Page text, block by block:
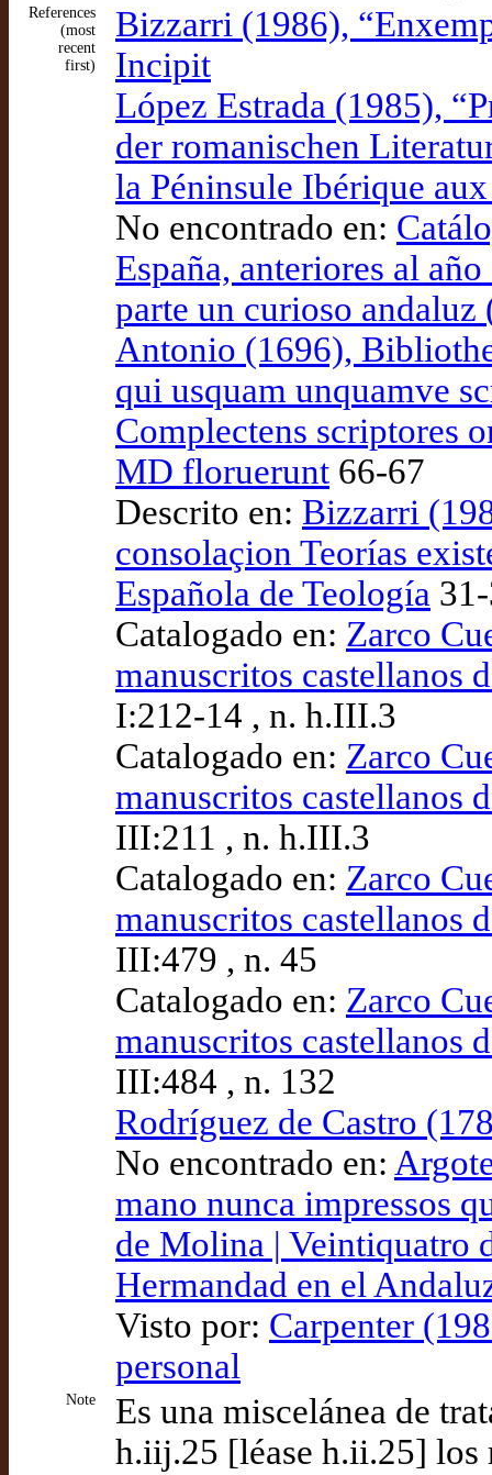
References
(most
recent
first)
Bizzarri (1986),
Incipit
López Estrada (1985),
der romanischen
la Péninsule Ibérique
No encontrado en:
España, anteriores al
parte un curioso
Antonio (1696),
qui usquam unquamve
Complectens scriptores
MD floruerunt 66-67
Descrito en: Bizzarri
consolaçion Teorías
Española de Teología
Catalogado en: Zarco
manuscritos castellanos
I:212-14 , n. h.III.3
Catalogado en: Zarco
manuscritos castellanos
III:211 , n. h.III.3
Catalogado en: Zarco
manuscritos castellanos
III:479 , n. 45
Catalogado en: Zarco
manuscritos castellanos
III:484 , n. 132
Rodríguez de Castro
No encontrado en:
mano nunca impressos
de Molina | Veintiquatro
Hermandad en el
Visto por: Carpenter
personal
Note
Es una miscelánea de
h.iij.25 [léase h.ii.25] los